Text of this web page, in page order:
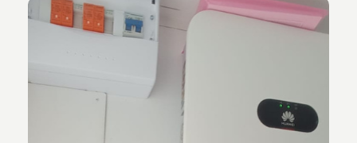
Vista de inversor y cuadro eléctrico anclado en la
pared.